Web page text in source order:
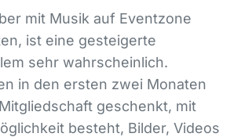
mit Musik auf Eventzone
ist eine gesteigerte
sehr wahrscheinlich.
in den ersten zwei Monaten
geschenkt, mit
besteht, Bilder, Videos